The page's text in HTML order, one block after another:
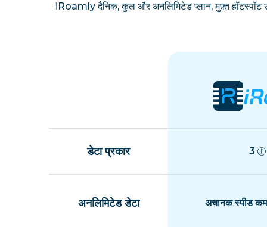
iRoamly दैनिक, कुल और अनलिमिटेड प्लान, मुफ़्त
डेटा प्रकार 3
अनलिमिटेड डेटा अचानक स्पीड कम